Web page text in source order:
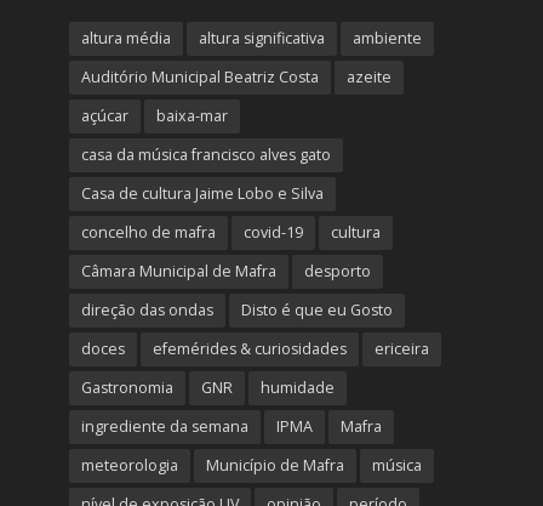
altura média altura significativa
ambiente
Auditório Municipal Beatriz Costa
azeite
açúcar
baixa-mar
casa da música francisco alves gato
Casa de cultura Jaime Lobo e Silva
concelho de mafra
covid-19
cultura
Câmara Municipal de Mafra
desporto
direção das ondas
Disto é que eu Gosto
doces
efemérides & curiosidades
ericeira
Gastronomia
GNR
humidade
ingrediente da semana
IPMA
Mafra
meteorologia
Município de Mafra
música